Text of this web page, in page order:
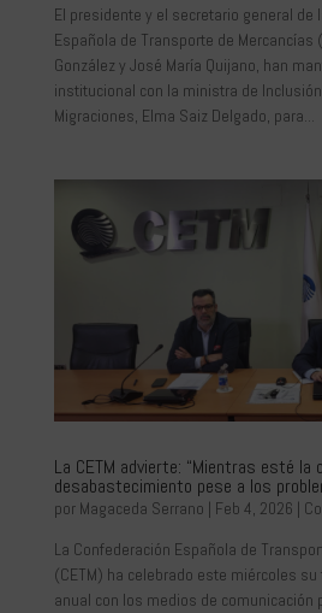
El presidente y el secretario general de
Española de Transporte de Mercancías
González y José María Quijano, han
institucional con la ministra de
Migraciones, Elma Saiz Delgado, para...
La CETM advierte: “Mientras esté la
desabastecimiento pese a los
por Magaceda Serrano Feb 4, 2026
La Confederación Española de
(CETM) ha celebrado este miércoles
anual con los medios de comunicación